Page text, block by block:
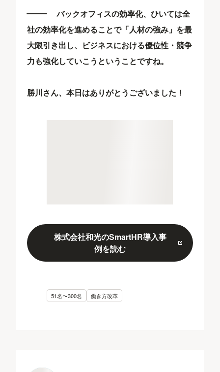
バックオフィスの効率化、ひいては全
社の効率化を進めることで「人材の強み」を最
大限引き出し、ビジネスにおける優位性・競争
力も強化していこうということですね。
勝川さん、本日はありがとうございました！
株式会社和光のSmartHR導入事
例を読む
51名〜300名 働き方改革